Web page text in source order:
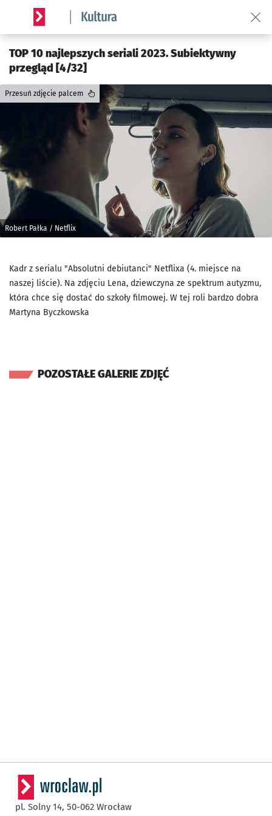
Serwis informacyjny wroclaw.pl podserwis: Kultura
TOP 10 najlepszych seriali 2023. Subiektywny
przegląd [4/32]
Robert Pałka / Netflix
Przesuń zdjęcie palcem
Kadr z serialu "Absolutni debiutanci" Netflixa (4. miejsce na
naszej liście). Na zdjęciu Lena, dziewczyna ze spektrum autyzmu,
która chce się dostać do szkoły filmowej. W tej roli bardzo dobra
Martyna Byczkowska
POZOSTAŁE GALERIE ZDJĘĆ
pl. Solny 14, 50-062 Wrocław